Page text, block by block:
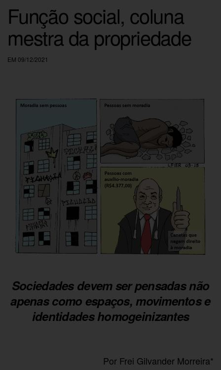
Função social, coluna
mestra da propriedade
EM 09/12/2021
Sociedades devem ser pensadas não
apenas como espaços, movimentos e
identidades homogeinizantes
Por Frei Gilvander Morreira*